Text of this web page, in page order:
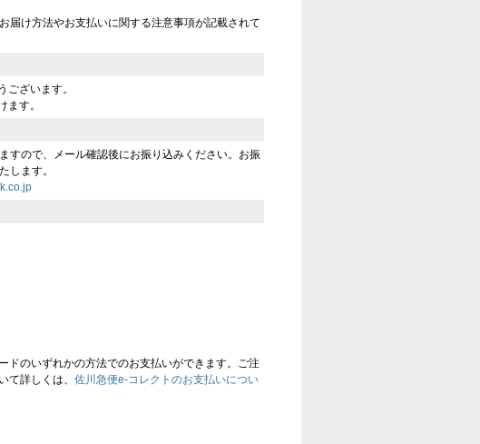
届け方法やお支払いに関する注意事項が記載されて
ざいます。
ます。
すので、メール確認後にお振り込みください。お振
します。
ドのいずれかの方法でのお支払いができます。ご注
て詳しくは、 佐川急便e-コレクトのお支払いについ